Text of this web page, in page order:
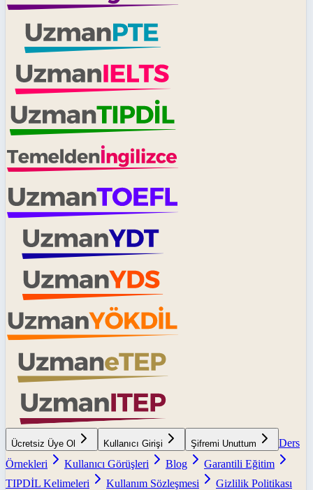
Ücretsiz Üye Ol Kullanıcı Girişi Şifremi Unuttum
Ders
Örnekleri
Kullanıcı Görüşleri Blog
Garantili Eğitim
TIPDİL Kelimeleri
Kullanım Sözleşmesi
Gizlilik Politikası